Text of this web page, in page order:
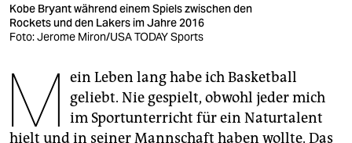
shop
fragen & hilfe
unterstützen
abo
genossenschaft
Kobe Bryant während einem Spiels zwischen den
Rockets und den Lakers im Jahre 2016
Foto: Jerome Miron/USA TODAY Sports
M ein Leben lang habe ich Basketball
geliebt. Nie gespielt, obwohl jeder mich
im Sportunterricht für ein Naturtalent
hielt und in seiner Mannschaft haben wollte. Das